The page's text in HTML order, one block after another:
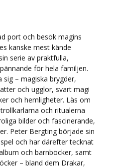
port och besök magins
kanske mest kände
serie av praktfulla,
för hela familjen.
sig – magiska brygder,
och ugglor, svart magi
och hemligheter. Läs om
och ritualerna
bilder och fascinerande,
Peter Bergting började sin
och har därefter tecknat
och barnböcker, samt
– bland dem Drakar,